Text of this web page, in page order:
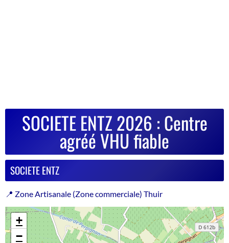
SOCIETE ENTZ 2026 : Centre
agréé VHU fiable
SOCIETE ENTZ
📍 Zone Artisanale (Zone commerciale) Thuir
+
−